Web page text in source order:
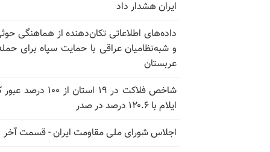
ایران هشدار داد
داده‌های اطلاعاتی تکان‌دهنده از هماهنگی
و شبه‌نظامیان عراقی با حمایت سپاه برای
عربستان
شاخص فلاکت در ۱۹ استان از ۱۰۰
ایلام با ۱۲۰.۶ درصد در صدر
اجلاس شورای ملی مقاومت ایران - قسمت آخر